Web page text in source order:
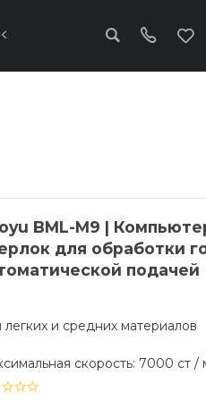
BML-M9 |
для обработки
подачей
легких и средних материалов
скорость: 7000 ст /